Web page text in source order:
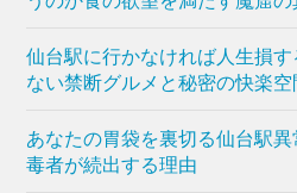
仙台駅に行かなければ人生損
ない禁断グルメと秘密の快楽空
あなたの胃袋を裏切る仙台駅
毒者が続出する理由